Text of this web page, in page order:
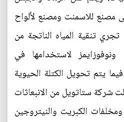
مصنع للاسمنت ومصنع لألواح
تنقية المياه الناتجة من
لاستخدامها في
يتم تحويل الكتلة الحيوية
شركة ستاتويل من الانبعاثات
الكبريت والنيتروجين